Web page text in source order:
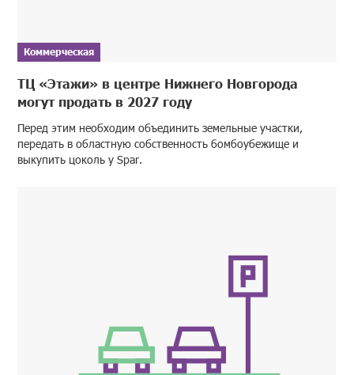
Коммерческая
ТЦ «Этажи» в центре Нижнего Новгорода
могут продать в 2027 году
Перед этим необходим объединить земельные участки,
передать в областную собственность бомбоубежище и
выкупить цоколь у Spar.